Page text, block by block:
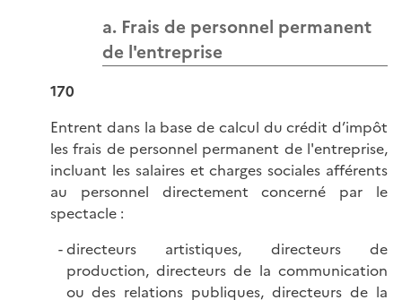
a. Frais de personnel permanent
de l'entreprise
170
Entrent dans la base de calcul du crédit d’impôt
les frais de personnel permanent de l'entreprise,
incluant les salaires et charges sociales afférents
au personnel directement concerné par le
spectacle :
directeurs artistiques, directeurs de
production, directeurs de la communication
ou des relations publiques, directeurs de la